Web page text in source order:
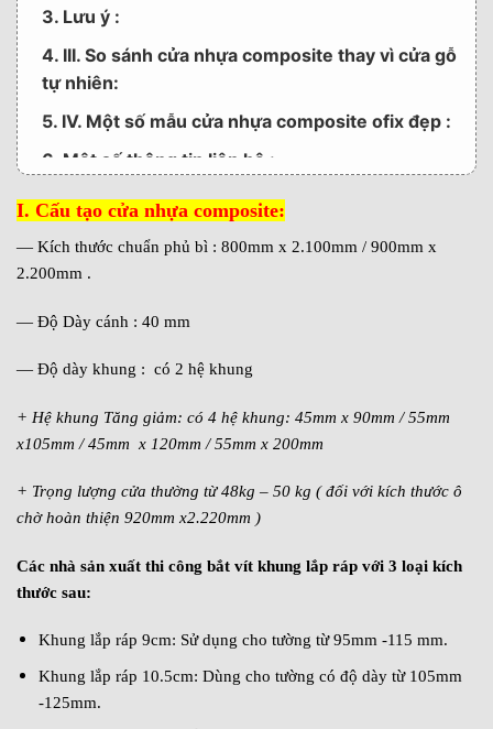
3. Lưu ý :
4. III. So sánh cửa nhựa composite thay vì cửa gỗ
tự nhiên:
5. IV. Một số mẫu cửa nhựa composite ofix đẹp :
6. Một số thông tin liên hệ :
7. HỆ THỐNG SHOWROOM TRƯNG BÀY :
I. Cấu tạo cửa nhựa composite:
— Kích thước chuẩn phủ bì : 800mm x 2.100mm / 900mm x
2.200mm .
— Độ Dày cánh : 40 mm
— Độ dày khung : có 2 hệ khung
+ Hệ khung Tăng giảm: có 4 hệ khung: 45mm x 90mm / 55mm
x105mm / 45mm x 120mm / 55mm x 200mm
+ Trọng lượng cửa thường từ 48kg – 50 kg ( đối với kích thước ô
chờ hoàn thiện 920mm x2.220mm )
Các nhà sản xuất thi công bắt vít khung lắp ráp với 3 loại kích
thước sau:
Khung lắp ráp 9cm: Sử dụng cho tường từ 95mm -115 mm.
Khung lắp ráp 10.5cm: Dùng cho tường có độ dày từ 105mm
-125mm.